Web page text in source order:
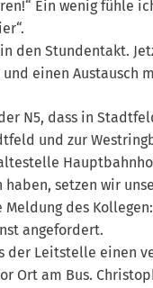
Ein wenig fühle
den Stundentakt.
und einen Austausch
N5, dass in
und zur
setzen wir
des
angefordert.
der Leitstelle einen
Ort am Bus.